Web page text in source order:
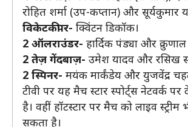
रोहित शर्मा (उप-कप्तान) और सूर्यकुमार
विकेटकीपर- क्विंटन डिकॉक।
2 ऑलराउंडर- हार्दिक पंड्या और क्रुणाल
2 तेज़ गेंदबाज़- उमेश यादव और रसिख
2 स्पिनर- मयंक मार्कंडेय और युजवेंद्र
टीवी पर यह मैच स्टार स्पोर्ट्स नेटवर्क
है। वहीं हॉटस्टार पर मैच को लाइव स्ट्रीम
सकता है।